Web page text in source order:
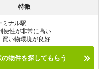
特徴
ミナル駅
便性が非常に高い
買い物環境が良好
物件を探してもらう